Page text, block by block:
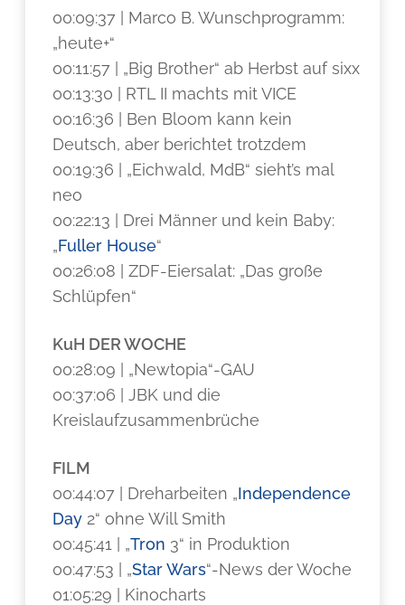
00:09:37 | Marco B. Wunschprogramm:
„heute+“
00:11:57 | „Big Brother“ ab Herbst auf sixx
00:13:30 | RTL II machts mit VICE
00:16:36 | Ben Bloom kann kein
Deutsch, aber berichtet trotzdem
00:19:36 | „Eichwald, MdB“ sieht’s mal
neo
00:22:13 | Drei Männer und kein Baby:
„Fuller House“
00:26:08 | ZDF-Eiersalat: „Das große
Schlüpfen“
KuH DER WOCHE
00:28:09 | „Newtopia“-GAU
00:37:06 | JBK und die
Kreislaufzusammenbrüche
FILM
00:44:07 | Dreharbeiten „Independence
Day 2“ ohne Will Smith
00:45:41 | „Tron 3“ in Produktion
00:47:53 | „Star Wars“-News der Woche
01:05:29 | Kinocharts